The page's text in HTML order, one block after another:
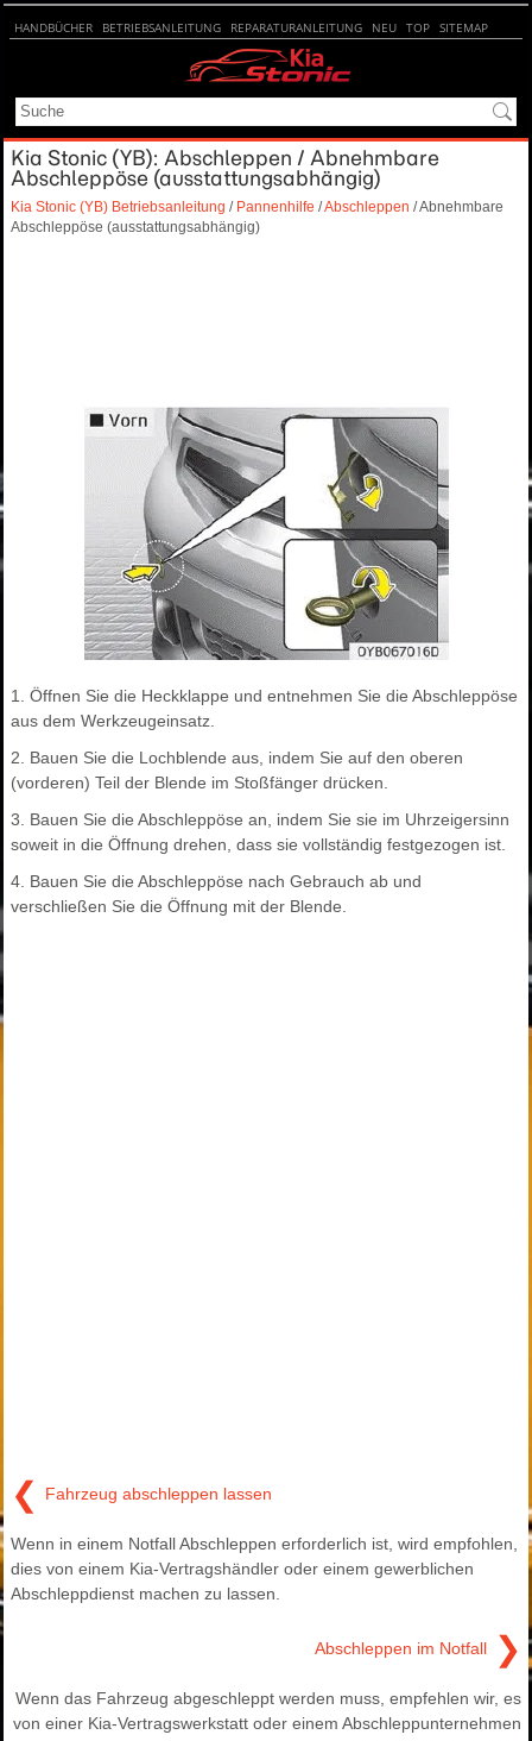
HANDBÜCHER BETRIEBSANLEITUNG REPARATURANLEITUNG NEU TOP SITEMAP
Kia Stonic (YB): Abschleppen / Abnehmbare
Abschleppöse (ausstattungsabhängig)
Kia Stonic (YB) Betriebsanleitung / Pannenhilfe /Abschleppen / Abnehmbare
Abschleppöse (ausstattungsabhängig)
1. Öffnen Sie die Heckklappe und entnehmen Sie die Abschleppöse
aus dem Werkzeugeinsatz.
2. Bauen Sie die Lochblende aus, indem Sie auf den oberen
(vorderen) Teil der Blende im Stoßfänger drücken.
3. Bauen Sie die Abschleppöse an, indem Sie sie im Uhrzeigersinn
soweit in die Öffnung drehen, dass sie vollständig festgezogen ist.
4. Bauen Sie die Abschleppöse nach Gebrauch ab und
verschließen Sie die Öffnung mit der Blende.
❮ Fahrzeug abschleppen lassen
Wenn in einem Notfall Abschleppen erforderlich ist, wird empfohlen,
dies von einem Kia-Vertragshändler oder einem gewerblichen
Abschleppdienst machen zu lassen.
Abschleppen im Notfall ❯
Wenn das Fahrzeug abgeschleppt werden muss, empfehlen wir, es
von einer Kia-Vertragswerkstatt oder einem Abschleppunternehmen